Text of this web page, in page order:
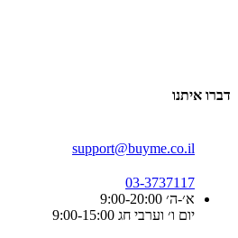
דברו איתנו
support@buyme.co.il
03-3737117
א׳-ה׳ 9:00-20:00
יום ו׳ וערבי חג 9:00-15:00